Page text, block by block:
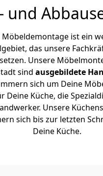
und
Möbeldemontage ist ein
das unsere
Unsere
sind ausgebildete
sich um Deine
Deine Küche, die
Unsere
sich bis zur letzten
Deine Küche.